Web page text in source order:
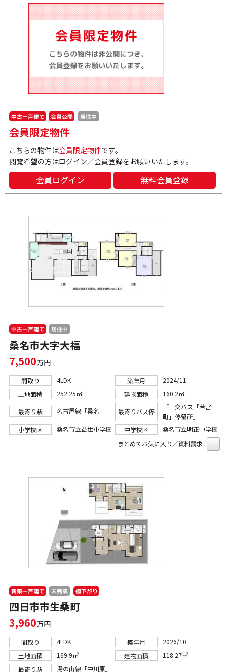
中古一戸建て 会員公開 居住中
会員限定物件
こちらの物件は会員限定物件です。
閲覧希望の方はログイン／会員登録をお願いいたします。
会員ログイン 無料会員登録
中古一戸建て 居住中
桑名市大字大福
7,500万円
間取り 4LDK 築年月
2024/11
土地面積
252.25㎡ 建物面積 160.2㎡
最寄り駅 名古屋線「桑名」 最寄りバス停
「三交バス「若宮
町」停留所」
小学校区
桑名市立益世小学校 中学校区
桑名市立明正中学校
まとめてお気に入り／資料請求
新築一戸建て 未完成 値下がり
四日市市生桑町
3,960万円
間取り 4LDK 築年月
2026/10
土地面積
169.9㎡ 建物面積
118.27㎡
最寄り駅
湯の山線「中川原」